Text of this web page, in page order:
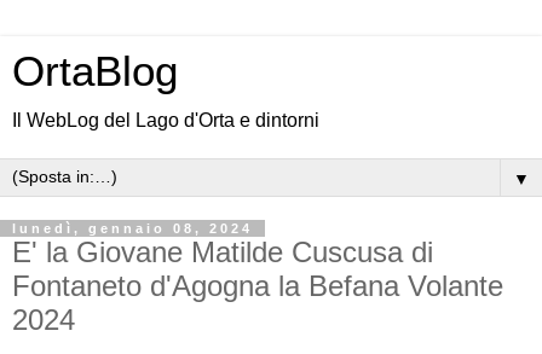
OrtaBlog
Il WebLog del Lago d'Orta e dintorni
▼
lunedì, gennaio 08, 2024
E' la Giovane Matilde Cuscusa di
Fontaneto d'Agogna la Befana Volante
2024